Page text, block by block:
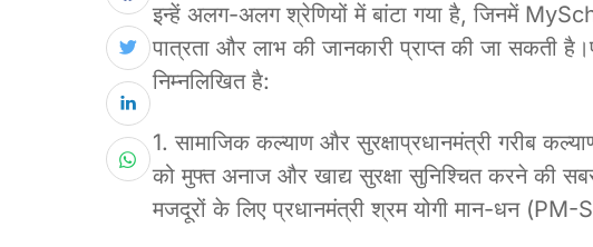
इन्हें अलग-अलग श्रेणियों में बांटा गया है, जिनमें
पात्रता और लाभ की जानकारी प्राप्त की जा सकती
निम्नलिखित है:
1. सामाजिक कल्याण और सुरक्षाप्रधानमंत्री गरीब
को मुफ्त अनाज और खाद्य सुरक्षा सुनिश्चित करने की
मजदूरों के लिए प्रधानमंत्री श्रम योगी मान-धन